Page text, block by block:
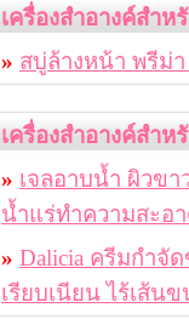
เครื่องสำอางค์สำ
» สบู่ล้างหน้า พรีม่
เครื่องสำอางค์สำห
» เจลอาบน้ำ ผิวข
น้ำแร่ทำความสะอ
» Dalicia ครีมกำจั
เรียบเนียน ไร้เส้น